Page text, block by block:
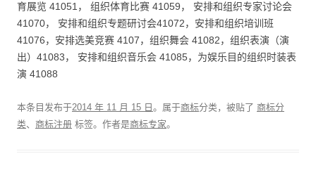
育展览 41051， 组织体育比赛 41059， 安排和组织专家讨论会
41070， 安排和组织专题研讨会41072，安排和组织培训班
41076，安排选美竞赛 4107，组织舞会 41082，组织表演（演
出）41083， 安排和组织音乐会 41085，为娱乐目的组织时装表
演 41088
本条目发布于2014 年 11 月 15 日 。属于商标分类，被贴了 商标分
类、 商标注册 标签。 作者是商标专家。